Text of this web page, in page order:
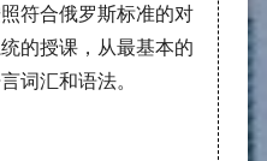
符合俄罗斯标准的对
的授课，从最基本的
词汇和语法。